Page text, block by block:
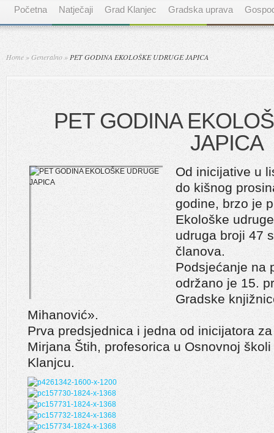
Početna Natječaji Grad Klanjec Gradska uprava
Home »Generalno » PET GODINA EKOLOŠKE UDRUGE JAPICA
PET GODINA
JAPICA
Od inicijative u
do kišnog
godine, brzo je
Ekološke
udruga broji 47
članova.
Podsjećanje na
održano je 15.
Gradske
Mihanović».
Prva predsjednica i jedna od inicijatora
Mirjana Štih, profesorica u Osnovnoj
Klanjcu.